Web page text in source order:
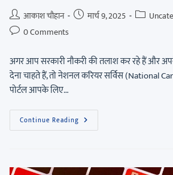
आकाश चौहान मार्च 9, 2025
0 Comments
अगर आप सरकारी नौकरी की तलाश कर रहे हैं और
देना चाहते हैं, तो नेशनल करियर सर्विस (National
पोर्टल आपके लिए…
Continue Reading